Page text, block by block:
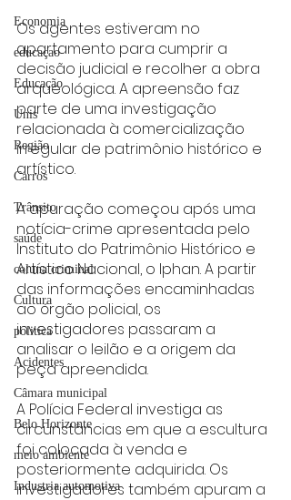
Economia
educaçao
Educação
Unis
Região
Carros
Trânsito
saúde
coluna criminal
Cultura
politica
Acidentes
Câmara municipal
Belo Horizonte
meio ambiente
Industria automotiva
Os agentes estiveram no
apartamento para cumprir a
decisão judicial e recolher a obra
arqueológica. A apreensão faz
parte de uma investigação
relacionada à comercialização
irregular de patrimônio histórico e
artístico.
A apuração começou após uma
notícia-crime apresentada pelo
Instituto do Patrimônio Histórico e
Artístico Nacional, o Iphan. A partir
das informações encaminhadas
ao órgão policial, os
investigadores passaram a
analisar o leilão e a origem da
peça apreendida.
A Polícia Federal investiga as
circunstâncias em que a escultura
foi colocada à venda e
posteriormente adquirida. Os
investigadores também apuram a